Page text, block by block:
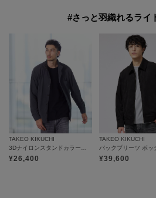
#さっと羽織れるライ
TAKEO KIKUCHI
¥26,400
TAKEO KIKUCHI
¥39,600